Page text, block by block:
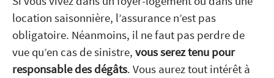
location saisonnière, l’assurance n’est pas
obligatoire. Néanmoins, il ne faut pas perdre de
vue qu’en cas de sinistre, vous serez tenu pour
responsable des dégâts. Vous aurez tout intérêt à